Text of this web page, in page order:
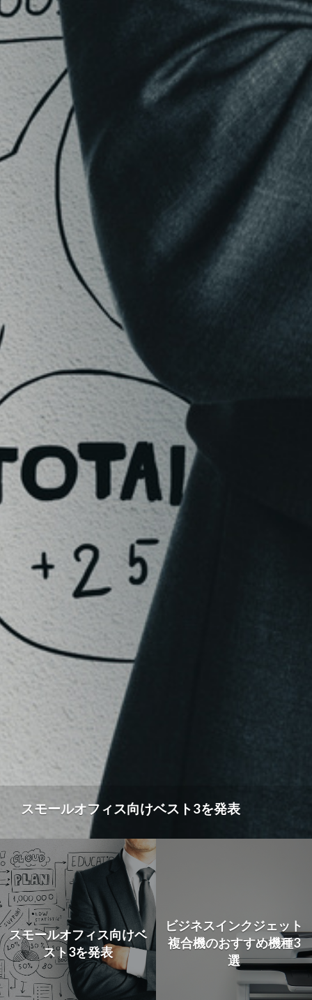
スモールオフィス向けベスト3を発表
スモールオフィス向けベ
スト3を発表
ビジネスインクジェット
複合機のおすすめ機種3
選